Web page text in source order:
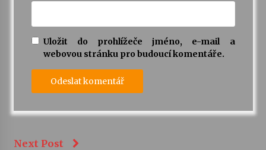
Uložit do prohlížeče jméno, e-mail a
webovou stránku pro budoucí komentáře.
Next Post